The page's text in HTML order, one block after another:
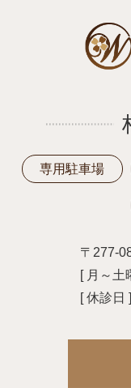
専用駐車場
〒277-
[ 月～土
[ 休診日